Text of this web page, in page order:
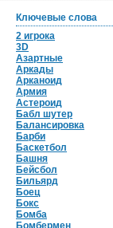
Ключевые слова
2 игрока
3D
Азартные
Аркады
Арканоид
Армия
Астероид
Бабл шутер
Балансировка
Барби
Баскетбол
Башня
Бейсбол
Бильярд
Боец
Бокс
Бомба
Бомбермен